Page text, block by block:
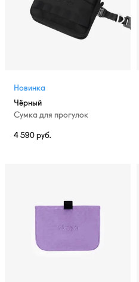
Новинка
Чёрный
Сумка для прогулок
4 590 руб.